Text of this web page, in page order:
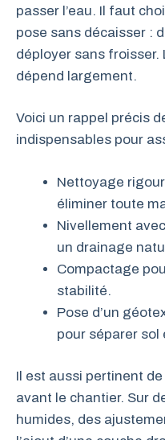
passer l’eau. Il faut
pose sans décaisser :
déployer sans froisser.
dépend largement.
Voici un rappel précis
indispensables pour
Nettoyage
éliminer toute
Nivellement
un drainage
Compactage
stabilité.
Pose d’un
pour séparer sol
Il est aussi pertinent
avant le chantier. Sur
humides, des